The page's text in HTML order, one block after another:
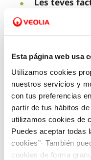
Esta página web usa
Utilizamos cookies
nuestros servicios y
con tus preferencias
partir de tus hábitos
utilizamos cookies de
Puedes aceptar todas
cookies”· También
cookies de forma
Els teus
Obres o
Incidències
Incidències a